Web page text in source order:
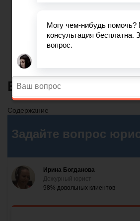
Главная
Финансовое дело
Банковское дело
Вопросы и ответы
Если
Содержание